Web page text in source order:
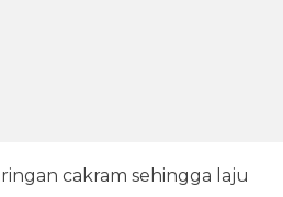
cakram sehingga laju